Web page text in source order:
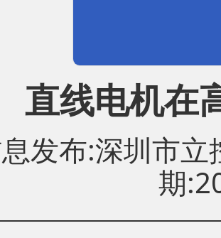
直线电机在
发布:深圳市
期